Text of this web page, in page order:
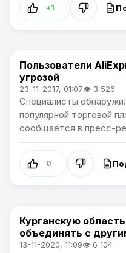
+1
В России
Пользователи
угрозой
23-11-2017, 01:07👁 3 526
Специалисты
популярной торговой
сообщается в пресс-
0
В России / Артемпортал
Курганскую
объединять с
13-11-2020, 11:09👁 6 104